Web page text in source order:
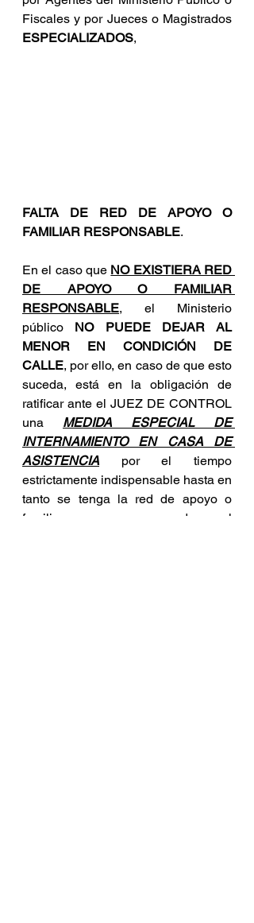
ESPECIALIZADOS,
FALTA DE RED DE APOYO O
FAMILIAR RESPONSABLE.
En el caso que NO EXISTIERA RED
DE APOYO O FAMILIAR
RESPONSABLE, el Ministerio
público NO PUEDE DEJAR AL
MENOR EN CONDICIÓN DE
CALLE, por ello, en caso de que esto
suceda, está en la obligación de
ratificar ante el JUEZ DE CONTROL
una MEDIDA ESPECIAL DE
INTERNAMIENTO EN CASA DE
ASISTENCIA por el tiempo
estrictamente indispensable hasta en
tanto se tenga la red de apoyo o